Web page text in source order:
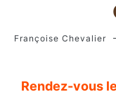
Françoise Chevalier
Rendez-vous